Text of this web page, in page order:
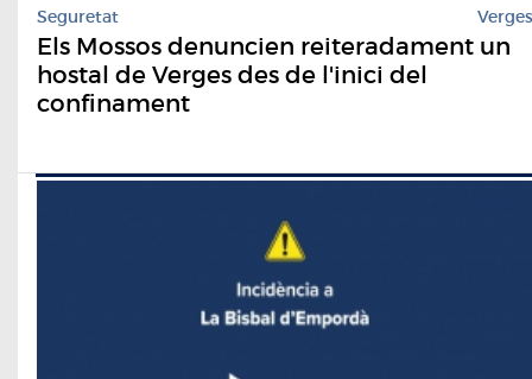
Seguretat Verges
Els Mossos denuncien reiteradament un
hostal de Verges des de l'inici del
confinament